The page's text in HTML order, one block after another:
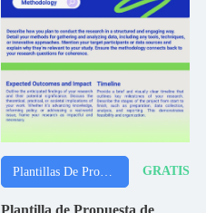
GRATIS
Plantilla de Propuesta de